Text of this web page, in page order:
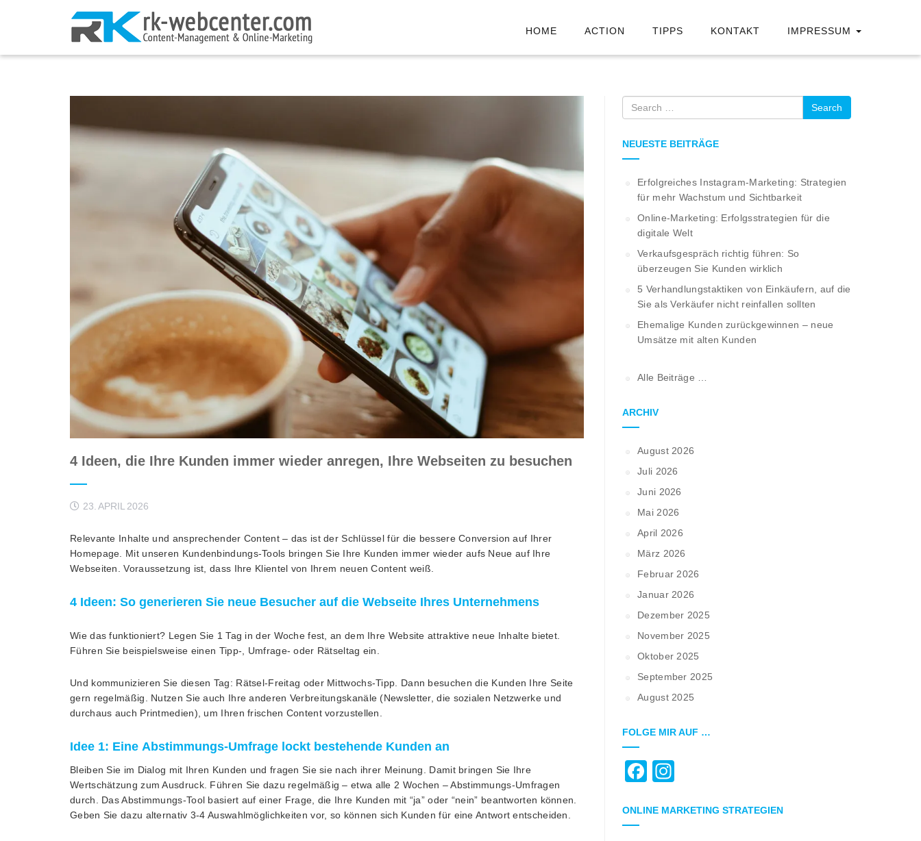
HOME ACTION TIPPS KONTAKT IMPRESSUM
4 Ideen, die Ihre Kunden immer wieder anregen, Ihre Webseiten zu besuchen
23. APRIL 2026
Relevante Inhalte und ansprechender Content – das ist der Schlüssel für die bessere Conversion auf Ihrer
Homepage. Mit unseren Kundenbindungs-Tools bringen Sie Ihre Kunden immer wieder aufs Neue auf Ihre
Webseiten. Voraussetzung ist, dass Ihre Klientel von Ihrem neuen Content weiß.
4 Ideen: So generieren Sie neue Besucher auf die Webseite Ihres Unternehmens
Wie das funktioniert? Legen Sie 1 Tag in der Woche fest, an dem Ihre Website attraktive neue Inhalte bietet.
Führen Sie beispielsweise einen Tipp-, Umfrage- oder Rätseltag ein.
Und kommunizieren Sie diesen Tag: Rätsel-Freitag oder Mittwochs-Tipp. Dann besuchen die Kunden Ihre Seite
gern regelmäßig. Nutzen Sie auch Ihre anderen Verbreitungskanäle (Newsletter, die sozialen Netzwerke und
durchaus auch Printmedien), um Ihren frischen Content vorzustellen.
Idee 1: Eine Abstimmungs-Umfrage lockt bestehende Kunden an
Bleiben Sie im Dialog mit Ihren Kunden und fragen Sie sie nach ihrer Meinung. Damit bringen Sie Ihre
Wertschätzung zum Ausdruck. Führen Sie dazu regelmäßig – etwa alle 2 Wochen – Abstimmungs-Umfragen
durch. Das Abstimmungs-Tool basiert auf einer Frage, die Ihre Kunden mit “ja” oder “nein” beantworten können.
Geben Sie dazu alternativ 3-4 Auswahlmöglichkeiten vor, so können sich Kunden für eine Antwort entscheiden.
Search
NEUESTE BEITRÄGE
Erfolgreiches Instagram-Marketing: Strategien
für mehr Wachstum und Sichtbarkeit
Online-Marketing: Erfolgsstrategien für die
digitale Welt
Verkaufsgespräch richtig führen: So
überzeugen Sie Kunden wirklich
5 Verhandlungstaktiken von Einkäufern, auf die
Sie als Verkäufer nicht reinfallen sollten
Ehemalige Kunden zurückgewinnen – neue
Umsätze mit alten Kunden
Alle Beiträge …
ARCHIV
August 2026
Juli 2026
Juni 2026
Mai 2026
April 2026
März 2026
Februar 2026
Januar 2026
Dezember 2025
November 2025
Oktober 2025
September 2025
August 2025
FOLGE MIR AUF …
Facebook
ONLINE MARKETING STRATEGIEN